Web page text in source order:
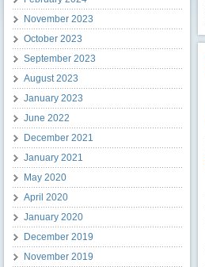
November 2023
October 2023
September 2023
August 2023
January 2023
June 2022
December 2021
January 2021
May 2020
April 2020
January 2020
December 2019
November 2019